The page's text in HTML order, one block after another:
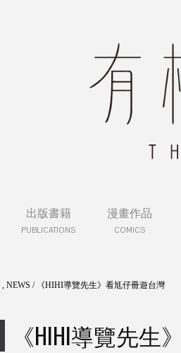
出版書籍
PUBLICATIONS
漫畫作品
COMICS
, NEWS / 《HIHI導覽先生》看尪仔冊遊台灣
《HIHI導覽先